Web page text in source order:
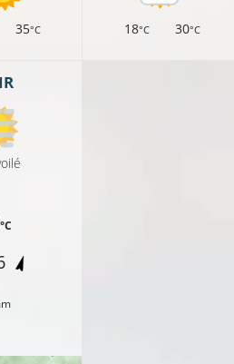
35°C 18°C 30°C
°C